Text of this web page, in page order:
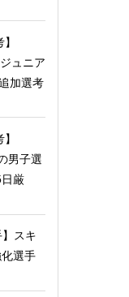
ュニア
加選考
男子選
厳
スキ
選手